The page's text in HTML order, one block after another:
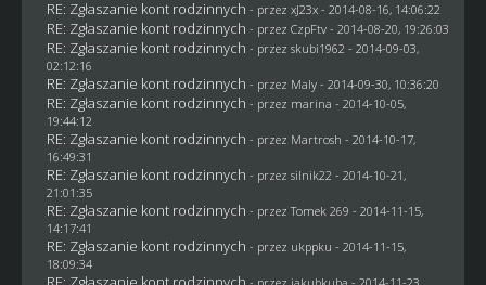
RE: Zgłaszanie kont rodzinnych - przez xJ23x- 2014-08-16, 14:06:22
RE: Zgłaszanie kont rodzinnych - przez CzpFtv- 2014-08-20, 19:26:03
RE: Zgłaszanie kont rodzinnych - przez skubi1962 - 2014-09-03,
02:12:16
RE: Zgłaszanie kont rodzinnych - przez Maly- 2014-09-30, 10:36:20
RE: Zgłaszanie kont rodzinnych - przez marina - 2014-10-05,
19:44:12
RE: Zgłaszanie kont rodzinnych - przez Martrosh - 2014-10-17,
16:49:31
RE: Zgłaszanie kont rodzinnych - przez silnik22 - 2014-10-21,
21:01:35
RE: Zgłaszanie kont rodzinnych - przezTomek 269 - 2014-11-15,
14:17:41
RE: Zgłaszanie kont rodzinnych - przez ukppku - 2014-11-15,
18:09:34